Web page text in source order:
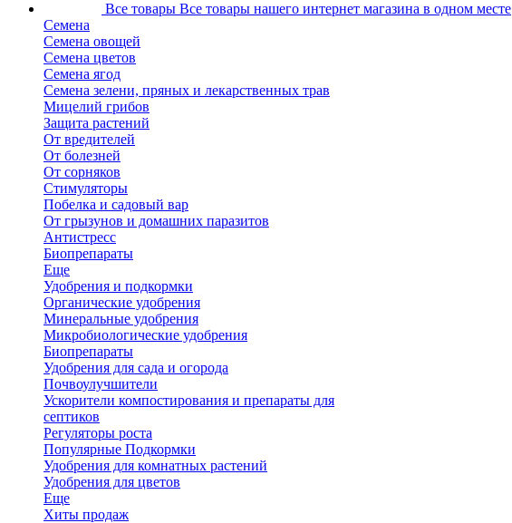
Все товары Все товары нашего интернет магазина в одном месте
Семена
Семена овощей
Семена цветов
Семена ягод
Семена зелени, пряных и лекарственных трав
Мицелий грибов
Защита растений
От вредителей
От болезней
От сорняков
Стимуляторы
Побелка и садовый вар
От грызунов и домашних паразитов
Антистресс
Биопрепараты
Еще
Удобрения и подкормки
Органические удобрения
Минеральные удобрения
Микробиологические удобрения
Биопрепараты
Удобрения для сада и огорода
Почвоулучшители
Ускорители компостирования и препараты для
септиков
Регуляторы роста
Популярные Подкормки
Удобрения для комнатных растений
Удобрения для цветов
Еще
Хиты продаж